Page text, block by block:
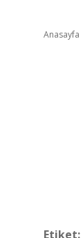
Anasayfa
Etiket: